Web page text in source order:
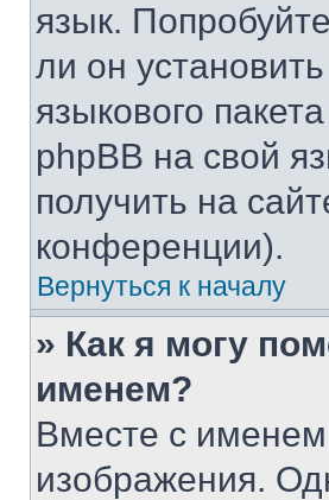
язык.
ли он
языкового
phpBB на свой
получить на
конференции).
Вернуться к началу
» Как я могу
именем?
Вместе с именем
изображения.